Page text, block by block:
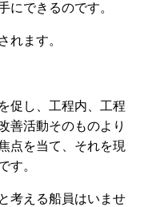
にできるのです。
れます。
促し、工程内、工程
善活動そのものより
点を当て、それを現
す。
考える船員はいませ